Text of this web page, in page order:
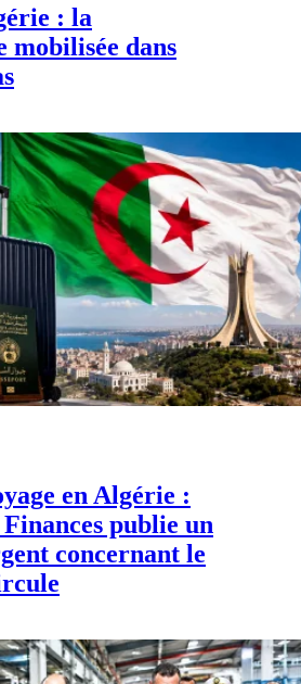
: la
dans
en Algérie :
publie un
concernant le